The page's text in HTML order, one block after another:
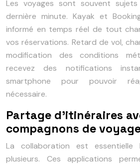
Les voyages sont souvent
dernière minute. Kayak et
informé en temps réel de tout
vos réservations. Retard de vol,
modification des conditions
recevez des notifications
smartphone pour pouvoir
nécessaire.
Partage d’itinéraires
compagnons de
La collaboration est essentielle
plusieurs. Ces applications